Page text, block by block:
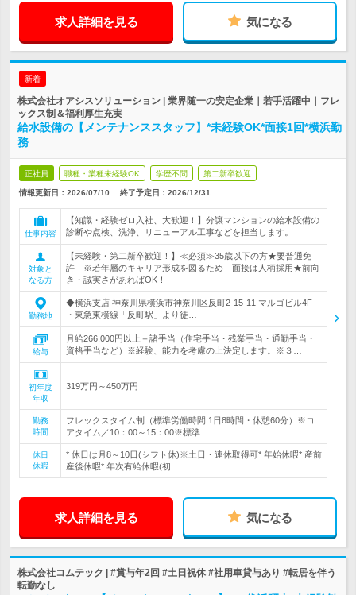
求人詳細を見る 気になる
新着
株式会社オアシスソリューション | 業界随一の安定企業｜若手活躍中｜フレ
ックス制＆福利厚生充実
給水設備の【メンテナンススタッフ】*未経験OK*面接1回*横浜勤
務
正社員 職種・業種未経験OK 学歴不問 第二新卒歓迎
情報更新日：2026/07/10 終了予定日： 2026/12/31
仕事内容
【知識・経験ゼロ入社、大歓迎！】分譲マンションの給水設備の
診断や点検、洗浄、リニューアル工事などを担当します。
対象と
なる方
【未経験・第二新卒歓迎！】≪必須≫35歳以下の方★要普通免
許 ※若年層のキャリア形成を図るため 面接は人柄採用★前向
き・誠実さがあればOK！
勤務地
◆横浜支店 神奈川県横浜市神奈川区反町2-15-11 マルゴビル4F
・東急東横線「反町駅」より徒…
給与
月給266,000円以上＋諸手当（住宅手当・残業手当・通勤手当・
資格手当など）※経験、能力を考慮の上決定します。※３…
初年度
年収
319万円～450万円
勤務
時間
フレックスタイム制（標準労働時間 1日8時間・休憩60分）※コ
アタイム／10：00～15：00※標準…
休日
休暇
* 休日は月8～10日(シフト休)※土日・連休取得可* 年始休暇* 産前
産後休暇* 年次有給休暇(初…
求人詳細を見る 気になる
株式会社コムテック | #賞与年2回 #土日祝休 #社用車貸与あり #転居を伴う
転勤なし